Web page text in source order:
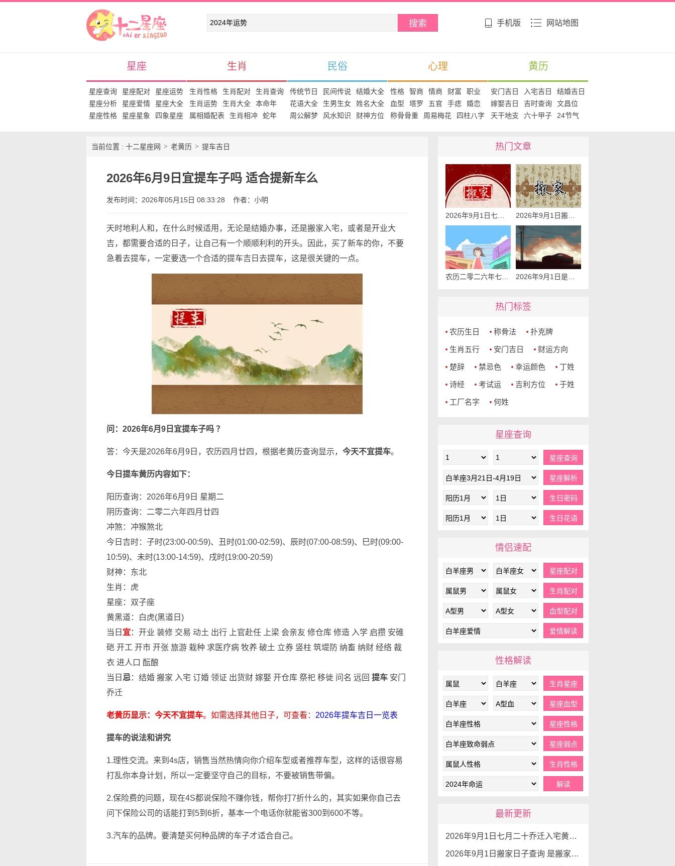
十二星座网
搜索 手机版 网站地图
星座
星座查询 星座配对
星座运势
星座分析
星座爱情
星座大全
星座性格
星座星象 四象星座
生肖
生肖性格 生肖配对
生肖查询
生肖运势
生肖大全
本命年
属相婚配表
生肖相冲 蛇年
民俗
传统节日 民间传说
结婚大全
花语大全
生男生女
姓名大全
周公解梦
风水知识 财神方位
心理
性格 智商 情商 财富
职业
血型
塔罗 五官 手痣
婚恋
称骨骨重
周易梅花 四柱八字
黄历
安门吉日 入宅吉日
结婚吉日
嫁娶吉日
吉时查询
文昌位
天干地支
六十甲子 24节气
当前位置 : 十二星座网 老黄历 提车吉日
2026年6月9日宜提车子吗 适合提新车么
发布时间：2026年05月15日 08:33:28 作者：小明
天时地利人和，在什么时候适用，无论是结婚办事，还是搬家入宅，或者是开业大
吉，都需要合适的日子，让自己有一个顺顺利利的开头。因此，买了新车的你，不要
急着去提车，一定要选一个合适的提车吉日去提车，这是很关键的一点。
问：2026年6月9日宜提车子吗 ？
答：今天是2026年6月9日，农历四月廿四，根据老黄历查询显示， 今天不宜提车。
今日提车黄历内容如下：
阳历查询：2026年6月9日 星期二
阴历查询：二零二六年四月廿四
冲煞：冲猴煞北
今日吉时：子时(23:00-00:59)、丑时(01:00-02:59)、辰时(07:00-08:59)、巳时(09:00-
10:59)、未时(13:00-14:59)、戌时(19:00-20:59)
财神：东北
生肖：虎
星座：双子座
黄黑道：白虎(黑道日)
当日 宜：开业 装修 交易 动土 出行 上官赴任 上梁 会亲友 修仓库 修造 入学 启攒 安碓
硙 开工 开市 开张 旅游 栽种 求医疗病 牧养 破土 立券 竖柱 筑堤防 纳畜 纳财 经络 裁
衣 进人口 酝酿
当日 忌：结婚 搬家 入宅 订婚 领证 出货财 嫁娶 开仓库 祭祀 移徙 问名 远回 提车 安门
乔迁
老黄历显示：今天不宜提车。如需选择其他日子，可查看： 2026年提车吉日一览表
提车的说法和讲究
1.理性交流。来到4s店，销售当然热情向你介绍车型或者推荐车型，这样的话很容易
打乱你本身计划，所以一定要坚守自己的目标，不要被销售带偏。
2.保险费的问题，现在4S都说保险不赚你钱，帮你打7折什么的，其实如果你自己去
问下保险公司的话能打到5到6折，基本一个电话你就能省300到600不等。
3.汽车的品牌。要清楚买何种品牌的车子才适合自己。
热门文章
热门标签
农历生日 称骨法 扑克牌
生肖五行 安门吉日 财运方向
楚辞 禁忌色 幸运颜色 丁姓
诗经 考试运 吉利方位 于姓
工厂名字 何姓
星座查询
情侣速配
性格解读
最新更新
2026年9月1日七月二十乔迁入宅黄道吉日查询 是搬家吉日么
2026年9月1日搬家日子查询 是搬家好日子么